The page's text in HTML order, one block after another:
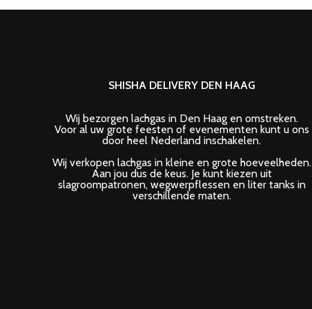
SHISHA DELIVERY DEN HAAG
Wij bezorgen lachgas in Den Haag en omstreken.
Voor al uw grote feesten of evenementen kunt u ons
door heel Nederland inschakelen.
Wij verkopen lachgas in kleine en grote hoeveelheden.
Aan jou dus de keus. Je kunt kiezen uit
slagroompatronen, wegwerpflessen en liter tanks in
verschillende maten.